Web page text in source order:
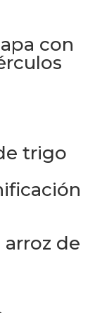
con
trigo
arroz de